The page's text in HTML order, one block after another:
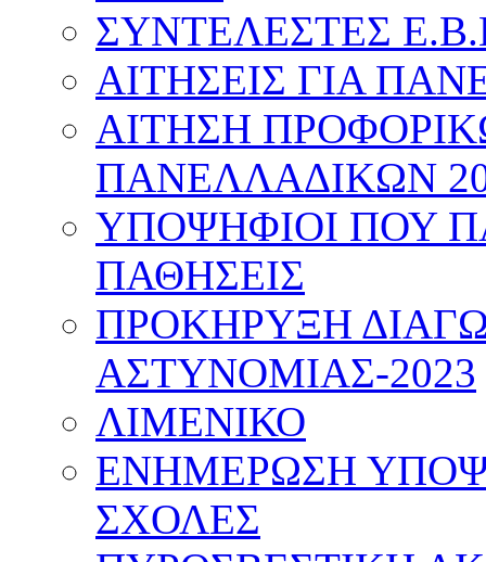
ΣΥΝΤΕΛΕΣΤΕΣ
ΑΙΤΗΣΕΙΣ ΓΙΑ
ΑΙΤΗΣΗ
ΠΑΝΕΛΛΑΔΙΚΩΝ
ΥΠΟΨΗΦΙΟΙ ΠΟΥ
ΠΑΘΗΣΕΙΣ
ΠΡΟΚΗΡΥΞΗ
ΑΣΤΥΝΟΜΙΑΣ-2023
ΛΙΜΕΝΙΚΟ
ΕΝΗΜΕΡΩΣΗ
ΣΧΟΛΕΣ